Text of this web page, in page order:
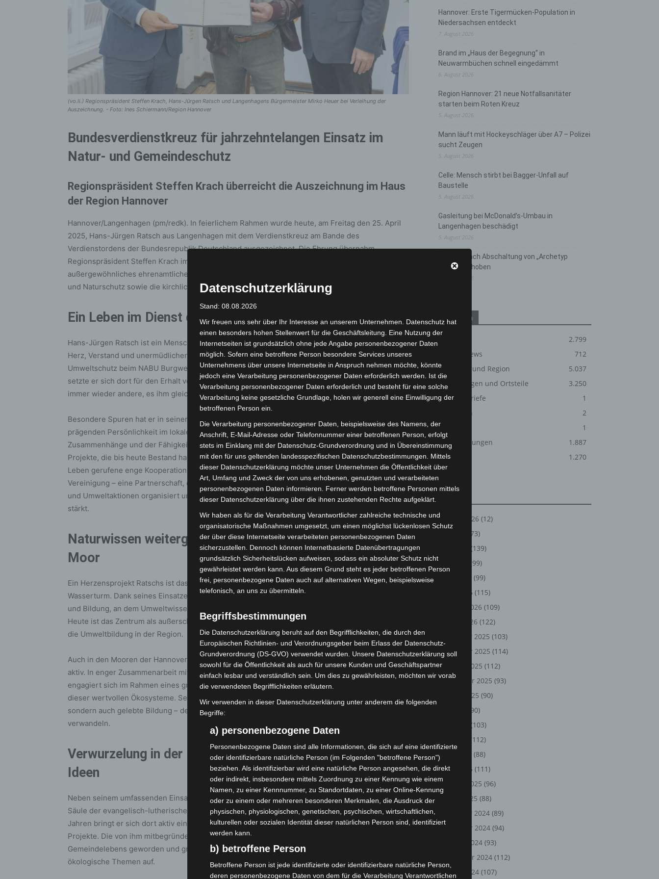
(vo.li.) Regionspräsident Steffen Krach, Hans-Jürgen Ratsch und Langenhagens Bürgermeister Mirko Heuer bei Verleihung der
Auszeichnung. - Foto: Ines Schiermann/Region Hannover
Bundesverdienstkreuz für jahrzehntelangen Einsatz im
Natur- und Gemeindeschutz
Regionspräsident Steffen Krach überreicht die Auszeichnung im Haus
der Region Hannover
Hannover/Langenhagen (pm/redk). In feierlichem Rahmen wurde heute, am Freitag den 25. April
2025, Hans-Jürgen Ratsch aus Langenhagen mit dem Verdienstkreuz am Bande des
Verdienstordens der Bundesrepublik Deutschland ausgezeichnet. Die Ehrung übernahm
Regionspräsident Steffen Krach im Haus der Region Hannover und würdigte damit ein
außergewöhnliches ehrenamtliches Lebenswerk, das seit über fünf Jahrzehnten den Umwelt-
und Naturschutz sowie die kirchliche Gemeinschaft in der Region prägt.
Ein Leben im Dienst der Natur und der Gemeinschaft
Hans-Jürgen Ratsch ist ein Mensch, der nicht nur über Naturschutz spricht, sondern ihn lebt – mit
Herz, Verstand und unermüdlicher Tatkraft. Bereits 1973 begann sein Engagement im Natur- und
Umweltschutz beim NABU Burgwedel-Isernhagen. Mit großer Begeisterung und Fachkenntnis
setzte er sich dort für den Erhalt von Lebensräumen, Tier- und Pflanzenarten ein und motivierte
immer wieder andere, es ihm gleichzutun.
Besondere Spuren hat er in seiner Heimatstadt Langenhagen hinterlassen. Hier wurde er zu einer
prägenden Persönlichkeit im lokalen Naturschutz. Mit einem feinen Gespür für ökologische
Zusammenhänge und der Fähigkeit, Menschen zusammenzubringen, initiierte er zahlreiche
Projekte, die bis heute Bestand haben. Ein herausragendes Beispiel ist die im Jahr 2008 ins
Leben gerufene enge Kooperation zwischen dem NABU Langenhagen und der Naturkundlichen
Vereinigung – eine Partnerschaft, die seither erfolgreich gemeinsame Pflegeeinsätze, Vorträge
und Umweltaktionen organisiert und damit das Bewusstsein für die Natur in der Bevölkerung
stärkt.
Naturwissen weitergeben – vom Wasserturm bis ins
Moor
Ein Herzensprojekt Ratschs ist das Naturinformationszentrum Langenhagen im umgebauten
Wasserturm. Dank seines Einsatzes wurde aus dem historischen Gebäude ein Ort der Begegnung
und Bildung, an dem Umweltwissen anschaulich und generationenübergreifend vermittelt wird.
Heute ist das Zentrum als außerschulischer Lernort offiziell anerkannt – ein wichtiger Baustein für
die Umweltbildung in der Region.
Auch in den Mooren der Hannoverschen Moorgeest ist Hans-Jürgen Ratsch seit Jahrzehnten
aktiv. In enger Zusammenarbeit mit Schulen organisiert er dort regelmäßige Pflegeeinsätze und
engagiert sich im Rahmen eines großangelegten EU-Renaturierungsprojekts für den Schutz
dieser wertvollen Ökosysteme. Seine Einsätze sind dabei nicht nur praktische Naturschutzarbeit,
sondern auch gelebte Bildung – denn er versteht es, Naturerfahrungen in bleibende Eindrücke zu
verwandeln.
Verwurzelung in der Kirche – Engagement mit Herz und
Ideen
Neben seinem umfassenden Einsatz für die Natur ist Hans-Jürgen Ratsch auch eine tragende
Säule der evangelisch-lutherischen St. Paulus-Kirchengemeinde in Langenhagen. Seit über 50
Jahren bringt er sich dort aktiv ein – als Kirchenvorsteher, Ideengeber und Initiator zahlreicher
Projekte. Die von ihm mitbegründeten „Abendgespräche“ sind zu einem festen Bestandteil des
Gemeindelebens geworden und greifen regelmäßig aktuelle gesellschaftliche, soziale und
ökologische Themen auf.
Hannover: Erste Tigermücken-Population in
Niedersachsen entdeckt
7. August 2026
Brand im „Haus der Begegnung“ in
Neuwarmbüchen schnell eingedämmt
6. August 2026
Region Hannover: 21 neue Notfallsanitäter
starten beim Roten Kreuz
5. August 2026
Mann läuft mit Hockeyschläger über A7 – Polizei
sucht Zeugen
5. August 2026
Celle: Mensch stirbt bei Bagger-Unfall auf
Baustelle
5. August 2026
Gasleitung bei McDonald’s-Umbau in
Langenhagen beschädigt
5. August 2026
Anklage nach Abschaltung von „Archetyp
Market“ erhoben
Kategorien
2.799
Corona-News
712
Hannover und Region
5.037
Langenhagen und Ortsteile
3.250
Leserbriefe
1
Menschen
2
Über uns
1
Veranstaltungen
1.887
Welt
1.270
August 2026 (12)
(73)
(139)
(99)
(99)
März 2026 (115)
Februar 2026 (109)
Januar 2026 (122)
Dezember 2025 (103)
November 2025 (114)
Oktober 2025 (112)
September 2025 (93)
August 2025 (90)
(90)
(103)
(112)
April 2025
(88)
März 2025 (111)
Februar 2025 (96)
Januar 2025 (88)
Dezember 2024 (89)
November 2024 (94)
Oktober 2024 (93)
September 2024 (112)
August 2024 (107)
Datenschutzerklärung
Stand: 08.08.2026
Wir freuen uns sehr über Ihr Interesse an unserem Unternehmen. Datenschutz hat
einen besonders hohen Stellenwert für die Geschäftsleitung. Eine Nutzung der
Internetseiten ist grundsätzlich ohne jede Angabe personenbezogener Daten
möglich. Sofern eine betroffene Person besondere Services unseres
Unternehmens über unsere Internetseite in Anspruch nehmen möchte, könnte
jedoch eine Verarbeitung personenbezogener Daten erforderlich werden. Ist die
Verarbeitung personenbezogener Daten erforderlich und besteht für eine solche
Verarbeitung keine gesetzliche Grundlage, holen wir generell eine Einwilligung der
betroffenen Person ein.
Die Verarbeitung personenbezogener Daten, beispielsweise des Namens, der
Anschrift, E-Mail-Adresse oder Telefonnummer einer betroffenen Person, erfolgt
stets im Einklang mit der Datenschutz-Grundverordnung und in Übereinstimmung
mit den für uns geltenden landesspezifischen Datenschutzbestimmungen. Mittels
dieser Datenschutzerklärung möchte unser Unternehmen die Öffentlichkeit über
Art, Umfang und Zweck der von uns erhobenen, genutzten und verarbeiteten
personenbezogenen Daten informieren. Ferner werden betroffene Personen mittels
dieser Datenschutzerklärung über die ihnen zustehenden Rechte aufgeklärt.
Wir haben als für die Verarbeitung Verantwortlicher zahlreiche technische und
organisatorische Maßnahmen umgesetzt, um einen möglichst lückenlosen Schutz
der über diese Internetseite verarbeiteten personenbezogenen Daten
sicherzustellen. Dennoch können Internetbasierte Datenübertragungen
grundsätzlich Sicherheitslücken aufweisen, sodass ein absoluter Schutz nicht
gewährleistet werden kann. Aus diesem Grund steht es jeder betroffenen Person
frei, personenbezogene Daten auch auf alternativen Wegen, beispielsweise
telefonisch, an uns zu übermitteln.
Begriffsbestimmungen
Die Datenschutzerklärung beruht auf den Begrifflichkeiten, die durch den
Europäischen Richtlinien- und Verordnungsgeber beim Erlass der Datenschutz-
Grundverordnung (DS-GVO) verwendet wurden. Unsere Datenschutzerklärung soll
sowohl für die Öffentlichkeit als auch für unsere Kunden und Geschäftspartner
einfach lesbar und verständlich sein. Um dies zu gewährleisten, möchten wir vorab
die verwendeten Begrifflichkeiten erläutern.
Wir verwenden in dieser Datenschutzerklärung unter anderem die folgenden
Begriffe:
a) personenbezogene Daten
Personenbezogene Daten sind alle Informationen, die sich auf eine identifizierte
oder identifizierbare natürliche Person (im Folgenden "betroffene Person")
beziehen. Als identifizierbar wird eine natürliche Person angesehen, die direkt
oder indirekt, insbesondere mittels Zuordnung zu einer Kennung wie einem
Namen, zu einer Kennnummer, zu Standortdaten, zu einer Online-Kennung
oder zu einem oder mehreren besonderen Merkmalen, die Ausdruck der
physischen, physiologischen, genetischen, psychischen, wirtschaftlichen,
kulturellen oder sozialen Identität dieser natürlichen Person sind, identifiziert
werden kann.
b) betroffene Person
Betroffene Person ist jede identifizierte oder identifizierbare natürliche Person,
deren personenbezogene Daten von dem für die Verarbeitung Verantwortlichen